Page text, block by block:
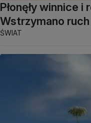
Płonęły winnice
Wstrzymano
ŚWIAT